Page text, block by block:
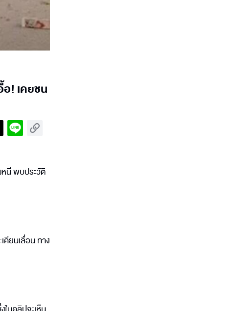
อ! เคยชน
หนี พบประวัติ
คียนเลื่อน ทาง